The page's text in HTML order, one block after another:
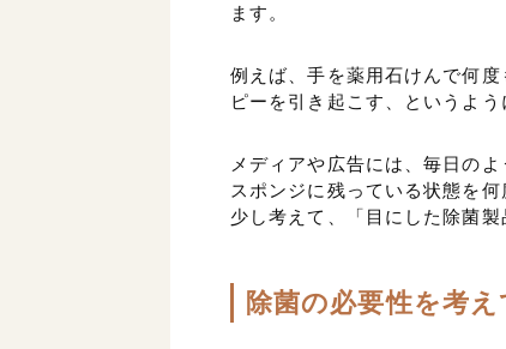
ます。
例えば、手を薬用石けんで何
ピーを引き起こす、というよう
メディアや広告には、毎日の
スポンジに残っている状態を
少し考えて、「目にした除菌
除菌の必要性を考え